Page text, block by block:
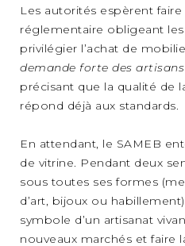
Les autorités espèrent
réglementaire obligeant
privilégier l’achat de
demande forte des artisans
précisant que la qualité de
répond déjà aux standards.
En attendant, le SAMEB
de vitrine. Pendant deux
sous toutes ses formes
d’art, bijoux ou
symbole d’un artisanat
nouveaux marchés et faire